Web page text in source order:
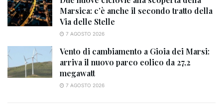
Marsica: c’è anche il secondo tratto della
Via delle Stelle
7 AGOSTO 2026
Vento di cambiamento a Gioia dei Marsi:
arriva il nuovo parco eolico da 27,2
megawatt
7 AGOSTO 2026